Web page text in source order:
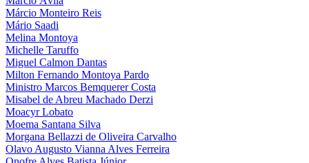
Márcio Monteiro Reis
Mário Saadi
Melina Montoya
Michelle Taruffo
Miguel Calmon Dantas
Milton Fernando Montoya Pardo
Ministro Marcos Bemquerer Costa
Misabel de Abreu Machado Derzi
Moacyr Lobato
Moema Santana Silva
Morgana Bellazzi de Oliveira Carvalho
Olavo Augusto Vianna Alves Ferreira